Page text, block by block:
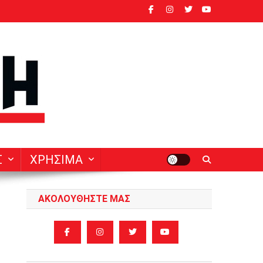
ΧΡΗΣΙΜΑ
ΑΚΟΛΟΥΘΗΣΤΕ ΜΑΣ